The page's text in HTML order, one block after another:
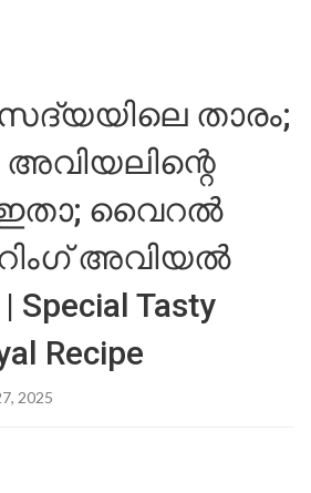
താരം;
വൈറൽ
അവിയൽ
Special Tasty
Recipe
2025